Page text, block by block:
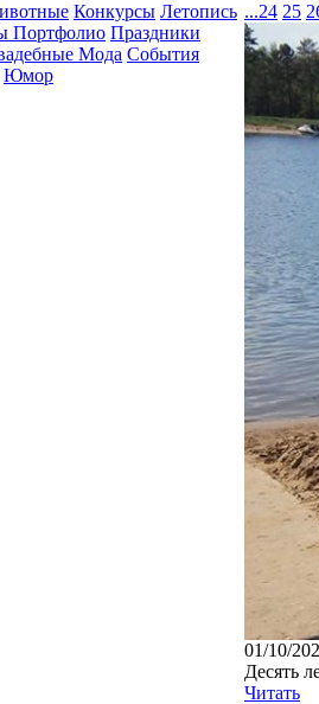
Конкурсы Летопись
Портфолио Праздники
Мода События
Юмор
...24 25
01/10/
Десять
Читать